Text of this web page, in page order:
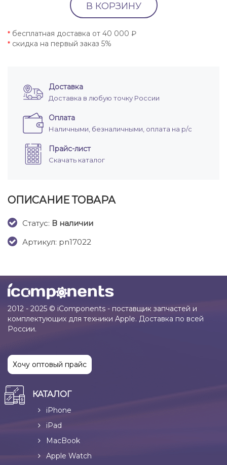
В КОРЗИНУ
* бесплатная доставка от 40 000 ₽
* скидка на первый заказ 5%
Доставка
Доставка в любую точку России
Оплата
Наличными, безналичными, оплата на р/с
Прайс-лист
Скачать каталог
ОПИСАНИЕ ТОВАРА
Cтатус: В наличии
Артикул: pn17022
2012 - 2025 © iComponents - поставщик запчастей и
комплектующих для техники Apple. Доставка по всей
России.
Хочу оптовый прайс
КАТАЛОГ
iPhone
iPad
MacBook
Apple Watch